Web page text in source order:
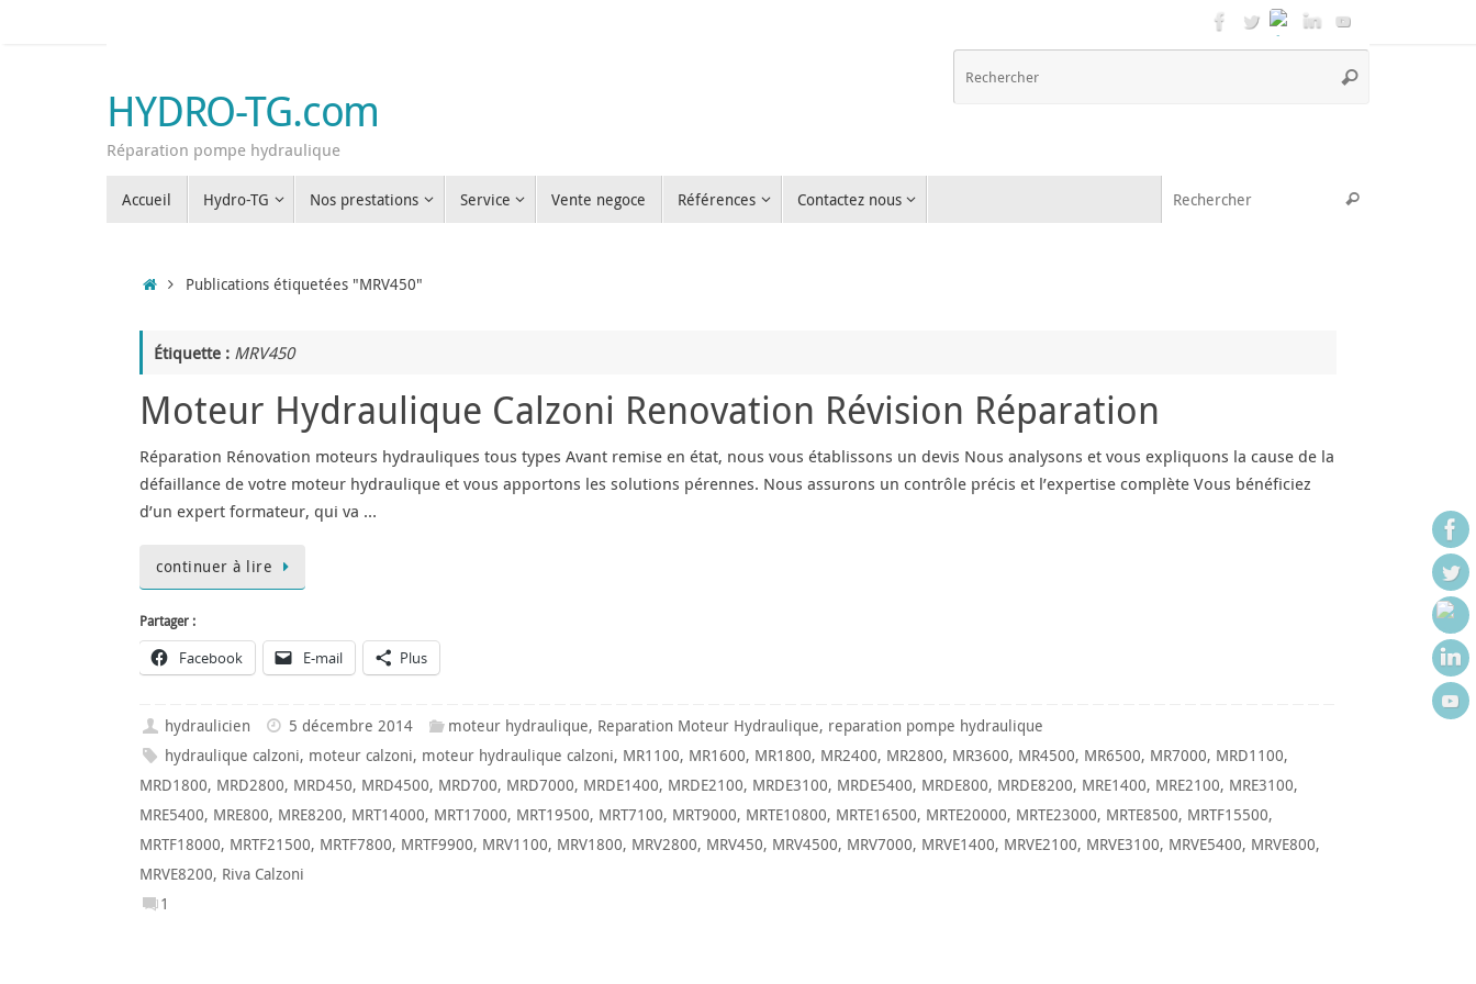
HYDRO-TG.com
Réparation pompe hydraulique
Rechercher
Accueil Hydro-TG Nos prestations Service Vente negoce Références Contactez nous Rechercher
AccueilPublications étiquetées "MRV450"
Étiquette : MRV450
Moteur Hydraulique Calzoni Renovation Révision Réparation
Réparation Rénovation moteurs hydrauliques tous types Avant remise en état, nous vous établissons un devis Nous analysons et vous expliquons la cause de la
défaillance de votre moteur hydraulique et vous apportons les solutions pérennes. Nous assurons un contrôle précis et l’expertise complète Vous bénéficiez
d’un expert formateur, qui va …
continuer à lire
Partager :
Facebook E-mail Plus
hydraulicien 5 décembre 2014 moteur hydraulique, Reparation Moteur Hydraulique, reparation pompe hydraulique
hydraulique calzoni, moteur calzoni, moteur hydraulique calzoni, MR1100, MR1600, MR1800, MR2400, MR2800, MR3600, MR4500, MR6500, MR7000, MRD1100,
MRD1800, MRD2800, MRD450, MRD4500, MRD700, MRD7000, MRDE1400, MRDE2100, MRDE3100, MRDE5400, MRDE800, MRDE8200, MRE1400, MRE2100, MRE3100,
MRE5400, MRE800, MRE8200, MRT14000, MRT17000, MRT19500, MRT7100, MRT9000, MRTE10800, MRTE16500, MRTE20000, MRTE23000, MRTE8500, MRTF15500,
MRTF18000, MRTF21500, MRTF7800, MRTF9900, MRV1100, MRV1800, MRV2800, MRV450, MRV4500, MRV7000, MRVE1400, MRVE2100, MRVE3100, MRVE5400, MRVE800,
MRVE8200, Riva Calzoni
1